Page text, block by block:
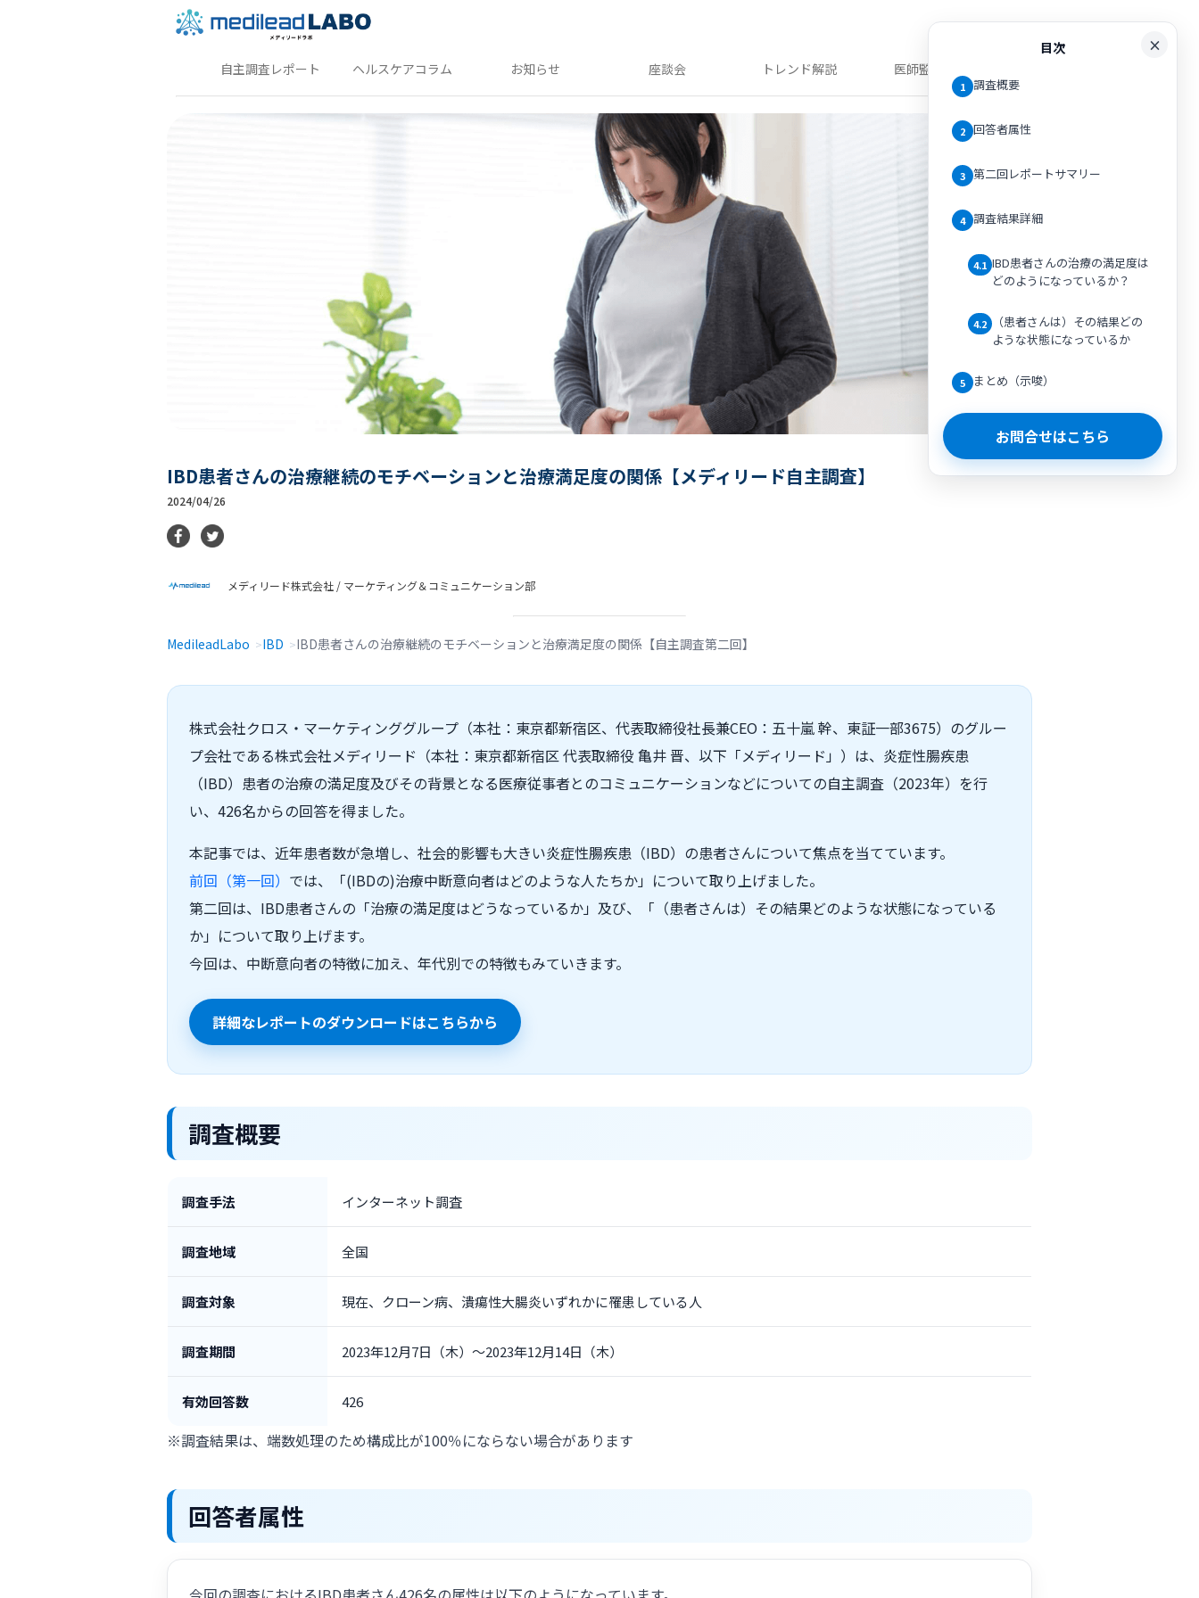
自主調査レポート ヘルスケアコラム お知らせ 座談会 トレンド解説 医師監修記事
IBD患者さんの治療継続のモチベーションと治療満足度の関係【メディリード自主調査】
2024/04/26
メディリード株式会社 / マーケティング＆コミュニケーション部
MedileadLabo IBD IBD患者さんの治療継続のモチベーションと治療満足度の関係【自主調査第二回】
株式会社クロス・マーケティンググループ（本社：東京都新宿区、代表取締役社長兼CEO：五十嵐 幹、東証一部3675）のグルー
プ会社である株式会社メディリード（本社：東京都新宿区 代表取締役 亀井 晋、以下「メディリード」）は、炎症性腸疾患
（IBD）患者の治療の満足度及びその背景となる医療従事者とのコミュニケーションなどについての自主調査（2023年）を行
い、426名からの回答を得ました。
本記事では、近年患者数が急増し、社会的影響も大きい炎症性腸疾患（IBD）の患者さんについて焦点を当てています。
前回（第一回） では、「(IBDの)治療中断意向者はどのような人たちか」について取り上げました。
第二回は、IBD患者さんの「治療の満足度はどうなっているか」及び、「（患者さんは）その結果どのような状態になっている
か」について取り上げます。
今回は、中断意向者の特徴に加え、年代別での特徴もみていきます。
詳細なレポートのダウンロードはこちらから
目次
1 調査概要
2 回答者属性
3 第二回レポートサマリー
4 調査結果詳細
4.1 IBD患者さんの治療の満足度は
どのようになっているか？
4.2
（患者さんは）その結果どの
ような状態になっているか
5 まとめ（示唆）
お問合せはこちら
調査概要
調査手法 インターネット調査
調査地域 全国
調査対象 現在、クローン病、潰瘍性大腸炎いずれかに罹患している人
調査期間 2023年12月7日（木）～2023年12月14日（木）
有効回答数 426
※調査結果は、端数処理のため構成比が100％にならない場合があります
回答者属性